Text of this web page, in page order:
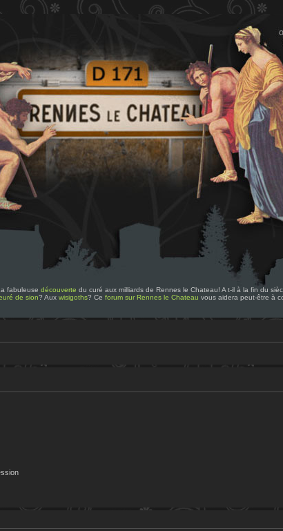
fabuleuse découverte du curé aux milliards de Rennes le Chateau! A t-il à la fin du
de sion? Aux wisigoths? Ce forum sur Rennes le Chateau vous aidera peut-être à